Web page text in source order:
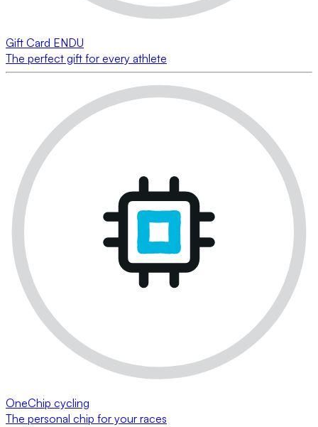
Gift Card ENDU
The perfect gift for every athlete
OneChip cycling
The personal chip for your races